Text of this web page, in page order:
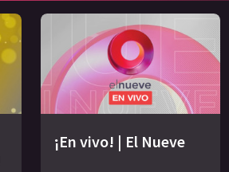
¡En vivo! | El Nueve